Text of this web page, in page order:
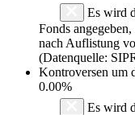
Es wird
Fonds
nach Auflistung
(Datenquelle:
Kontroversen um
0.00%
Es wird